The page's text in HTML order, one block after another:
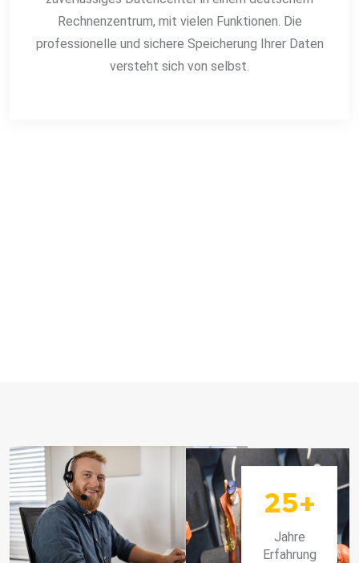
Rechnenzentrum, mit vielen Funktionen. Die
professionelle und sichere Speicherung Ihrer Daten
versteht sich von selbst.
25+
Jahre
Erfahrung